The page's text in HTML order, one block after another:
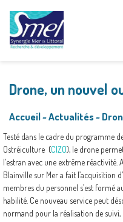
Drone, un nouvel
Accueil~Actualités~
Testé dans le cadre du programme
Ostréiculture (CIZO), le drone
l’estran avec une extrême réactivité.
Blainville sur Mer a fait l’acquisition
membres du personnel s’est formé
habilité. Ce nouveau service peut
normand pour la réalisation de suivi,